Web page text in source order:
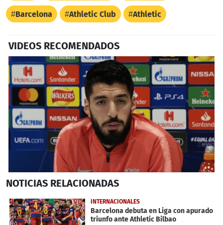
Barcelona Athletic Club Athletic
VIDEOS RECOMENDADOS
seconds
1
minute,
15
seconds
NOTICIAS RELACIONADAS
INTERNACIONALES
Barcelona debuta en Liga con apurado
triunfo ante Athletic Bilbao